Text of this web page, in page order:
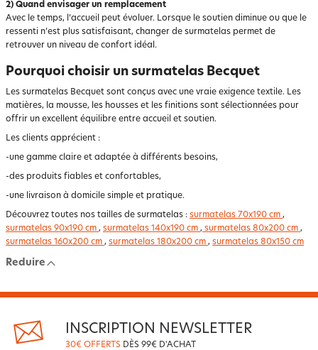
2) Quand envisager un remplacement
Avec le temps, l’accueil peut évoluer. Lorsque le soutien diminue ou que le
ressenti n’est plus satisfaisant, changer de surmatelas permet de
retrouver un niveau de confort idéal.
Pourquoi choisir un surmatelas Becquet
Les surmatelas Becquet sont conçus avec une vraie exigence textile. Les
matières, la mousse, les housses et les finitions sont sélectionnées pour
offrir un excellent équilibre entre accueil et soutien.
Les clients apprécient :
-une gamme claire et adaptée à différents besoins,
-des produits fiables et confortables,
-une livraison à domicile simple et pratique.
Découvrez toutes nos tailles de surmatelas : surmatelas 70x190 cm ,
surmatelas 90x190 cm , surmatelas 140x190 cm , surmatelas 80x200 cm ,
surmatelas 160x200 cm , surmatelas 180x200 cm , surmatelas 80x150 cm
Reduire
INSCRIPTION NEWSLETTER
30€ OFFERTS DÈS 99€ D'ACHAT